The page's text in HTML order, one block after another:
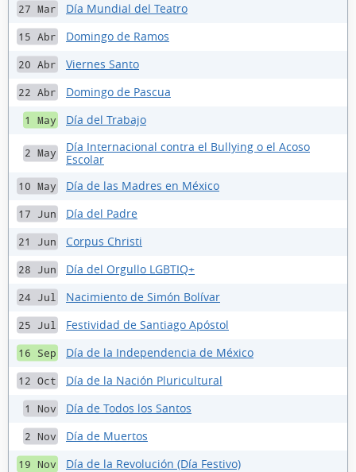
27 Mar Día Mundial del Teatro
15 Abr Domingo de Ramos
20 Abr Viernes Santo
22 Abr Domingo de Pascua
1 May Día del Trabajo
2 May
Día Internacional contra el Bullying o el Acoso
Escolar
10 May Día de las Madres en México
17 Jun Día del Padre
21 Jun Corpus Christi
28 Jun Día del Orgullo LGBTIQ+
24 Jul Nacimiento de Simón Bolívar
25 Jul Festividad de Santiago Apóstol
16 Sep Día de la Independencia de México
12 Oct Día de la Nación Pluricultural
1 Nov Día de Todos los Santos
2 Nov Día de Muertos
19 Nov Día de la Revolución (Día Festivo)